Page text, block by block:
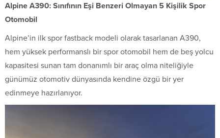
Alpine A390: Sınıfının Eşi Benzeri Olmayan 5 Kişilik Spor
Otomobil
Alpine’in ilk spor fastback modeli olarak tasarlanan A390,
hem yüksek performanslı bir spor otomobil hem de beş yolcu
kapasitesi sunan tam donanımlı bir araç olma niteliğiyle
günümüz otomotiv dünyasında kendine özgü bir yer
edinmeye hazırlanıyor.